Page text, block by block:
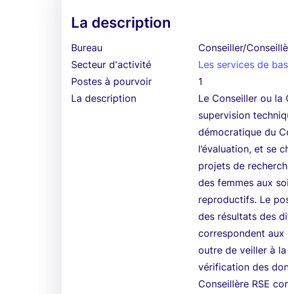
La description
Bureau
Conseiller/
Secteur d'activité
Les services de
Postes à pourvoir
1
La description
Le Conseiller ou la
supervision
démocratique du
l’évaluation, et se
projets de
des femmes aux
reproductifs. Le
des résultats des
correspondent aux
outre de veiller à
vérification des
Conseillère RSE